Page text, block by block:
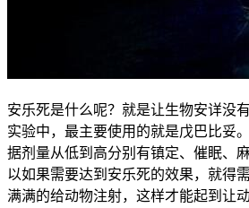
安乐死是什么呢？就是让生物安详没
实验中，最主要使用的就是戊巴比妥
据剂量从低到高分别有镇定、催眠、
以如果需要达到安乐死的效果，就得
满满的给动物注射，这样才能起到让